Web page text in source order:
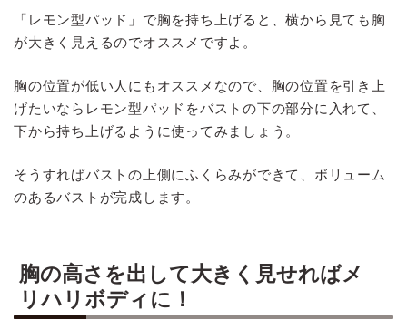
「レモン型パッド」で胸を持ち上げると、横から見ても胸
が大きく見えるのでオススメですよ。
胸の位置が低い人にもオススメなので、胸の位置を引き上
げたいならレモン型パッドをバストの下の部分に入れて、
下から持ち上げるように使ってみましょう。
そうすればバストの上側にふくらみができて、ボリューム
のあるバストが完成します。
胸の高さを出して大きく見せればメ
リハリボディに！